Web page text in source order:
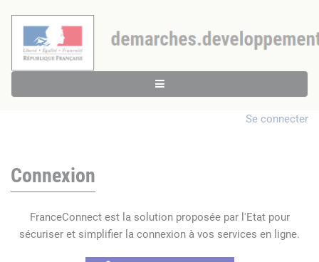
Se connecter
Connexion
FranceConnect est la solution proposée par l'Etat pour
sécuriser et simplifier la connexion à vos services en ligne.